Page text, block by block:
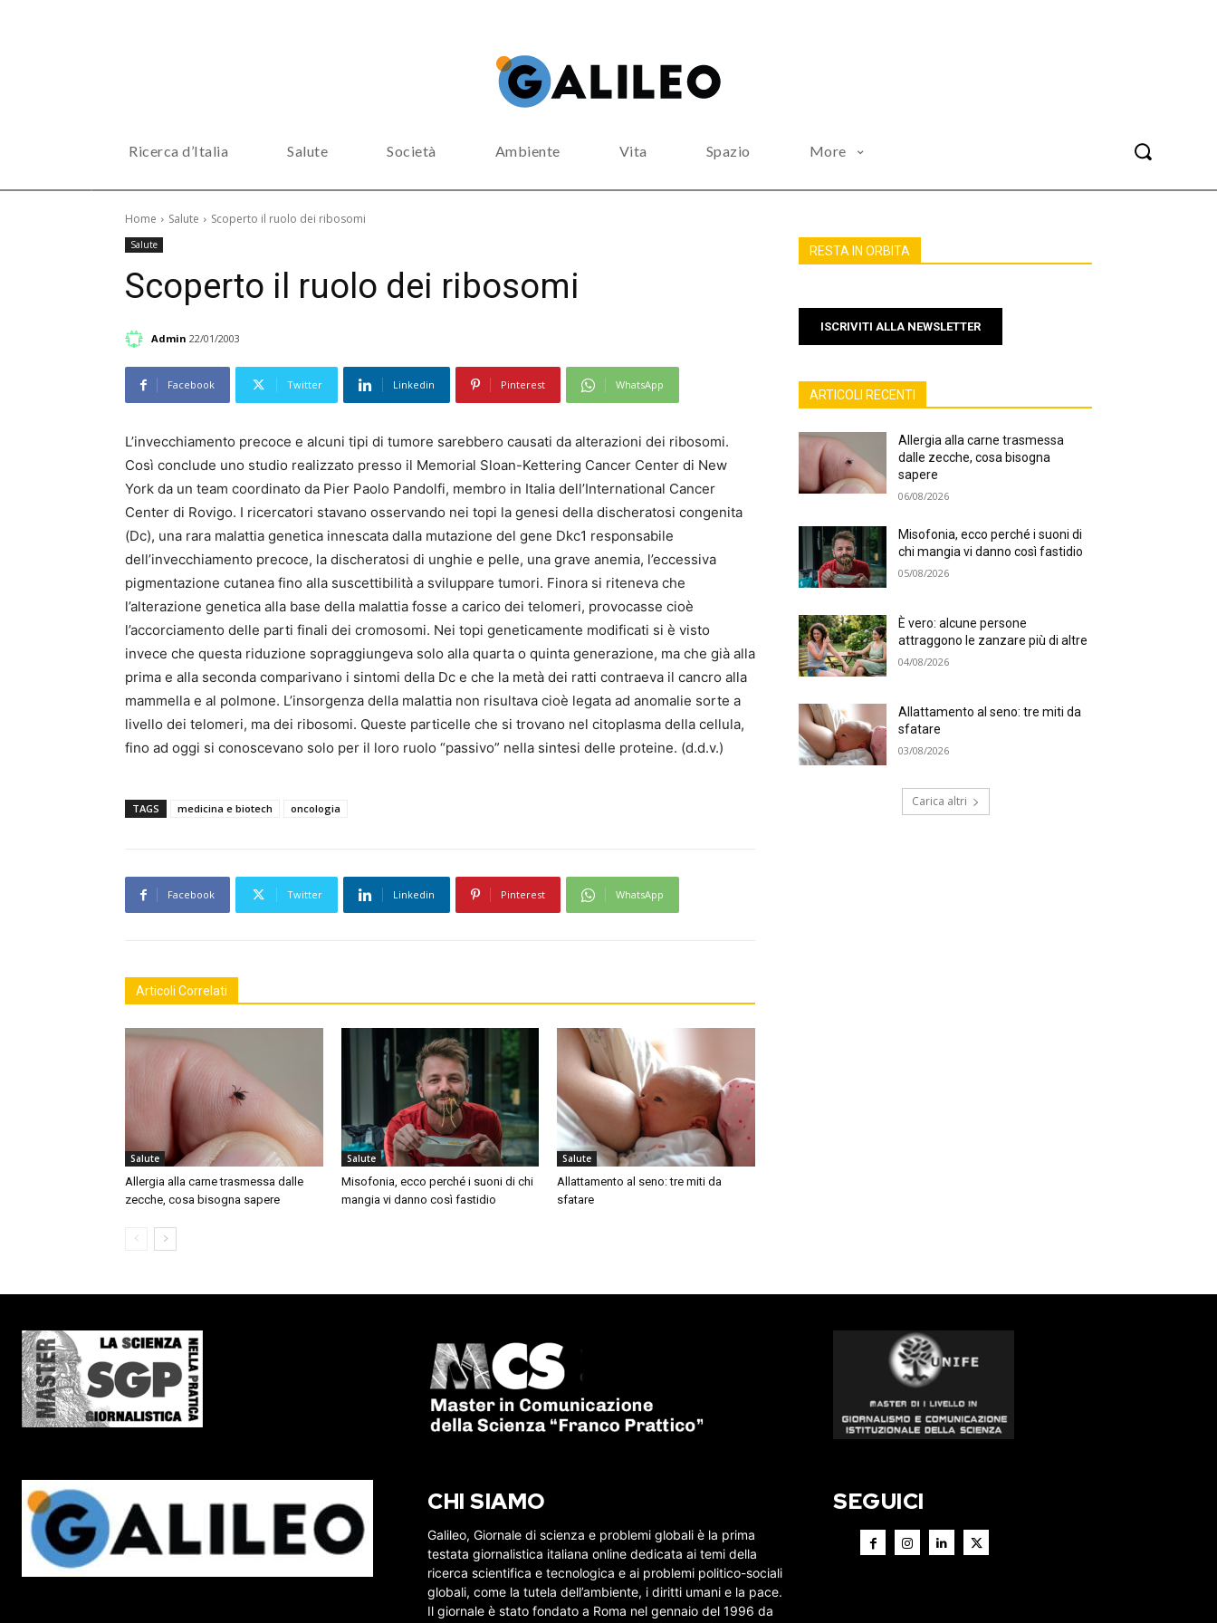
Ricerca d’Italia Salute Società Ambiente Vita Spazio More
Home Salute Scoperto il ruolo dei ribosomi
Salute
Scoperto il ruolo dei ribosomi
Admin 22/01/2003
Facebook Twitter Linkedin Pinterest WhatsApp
L’invecchiamento precoce e alcuni tipi di tumore sarebbero causati da alterazioni dei ribosomi.
Così conclude uno studio realizzato presso il Memorial Sloan-Kettering Cancer Center di New
York da un team coordinato da Pier Paolo Pandolfi, membro in Italia dell’International Cancer
Center di Rovigo. I ricercatori stavano osservando nei topi la genesi della discheratosi congenita
(Dc), una rara malattia genetica innescata dalla mutazione del gene Dkc1 responsabile
dell’invecchiamento precoce, la discheratosi di unghie e pelle, una grave anemia, l’eccessiva
pigmentazione cutanea fino alla suscettibilità a sviluppare tumori. Finora si riteneva che
l’alterazione genetica alla base della malattia fosse a carico dei telomeri, provocasse cioè
l’accorciamento delle parti finali dei cromosomi. Nei topi geneticamente modificati si è visto
invece che questa riduzione sopraggiungeva solo alla quarta o quinta generazione, ma che già alla
prima e alla seconda comparivano i sintomi della Dc e che la metà dei ratti contraeva il cancro alla
mammella e al polmone. L’insorgenza della malattia non risultava cioè legata ad anomalie sorte a
livello dei telomeri, ma dei ribosomi. Queste particelle che si trovano nel citoplasma della cellula,
fino ad oggi si conoscevano solo per il loro ruolo “passivo” nella sintesi delle proteine. (d.d.v.)
TAGS medicina e biotech oncologia
Facebook Twitter Linkedin Pinterest WhatsApp
Articoli Correlati
Salute
Allergia alla carne trasmessa dalle
zecche, cosa bisogna sapere
Salute
Misofonia, ecco perché i suoni di chi
mangia vi danno così fastidio
Salute
Allattamento al seno: tre miti da
sfatare
RESTA IN ORBITA
ISCRIVITI ALLA NEWSLETTER
ARTICOLI RECENTI
Allergia alla carne trasmessa
dalle zecche, cosa bisogna
sapere
06/08/2026
Misofonia, ecco perché i suoni di
chi mangia vi danno così fastidio
05/08/2026
È vero: alcune persone
attraggono le zanzare più di altre
04/08/2026
Allattamento al seno: tre miti da
sfatare
03/08/2026
Carica altri
CHI SIAMO
Galileo, Giornale di scienza e problemi globali è la prima
testata giornalistica italiana online dedicata ai temi della
ricerca scientifica e tecnologica e ai problemi politico-sociali
globali, come la tutela dell’ambiente, i diritti umani e la pace.
Il giornale è stato fondato a Roma nel gennaio del 1996 da
SEGUICI